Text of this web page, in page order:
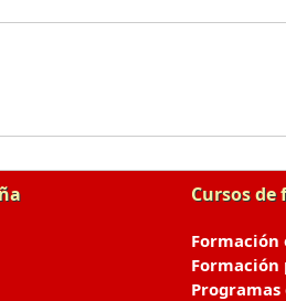
Cursos
Formación
Formación